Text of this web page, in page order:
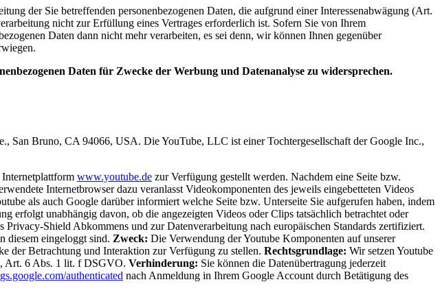
der Sie betreffenden personenbezogenen Daten, die aufgrund einer Interessenabwägung (Art.
nicht zur Erfüllung eines Vertrages erforderlich ist. Sofern Sie von Ihrem
Daten dann nicht mehr verarbeiten, es sei denn, wir können Ihnen gegenüber
Daten für Zwecke der Werbung und Datenanalyse zu widersprechen.
San Bruno, CA 94066, USA. Die YouTube, LLC ist einer Tochtergesellschaft der Google Inc.,
www.youtube.de zur Verfügung gestellt werden. Nachdem eine Seite bzw.
Internetbrowser dazu veranlasst Videokomponenten des jeweils eingebetteten Videos
als auch Google darüber informiert welche Seite bzw. Unterseite Sie aufgerufen haben, indem
unabhängig davon, ob die angezeigten Videos oder Clips tatsächlich betrachtet oder
Shield Abkommens und zur Datenverarbeitung nach europäischen Standards zertifiziert.
diesem eingeloggt sind. Zweck: Die Verwendung der Youtube Komponenten auf unserer
der Betrachtung und Interaktion zur Verfügung zu stellen. Rechtsgrundlage: Wir setzen Youtube
Art. 6 Abs. 1 lit. f DSGVO. Verhinderung: Sie können die Datenübertragung jederzeit
authenticated nach Anmeldung in Ihrem Google Account durch Betätigung des